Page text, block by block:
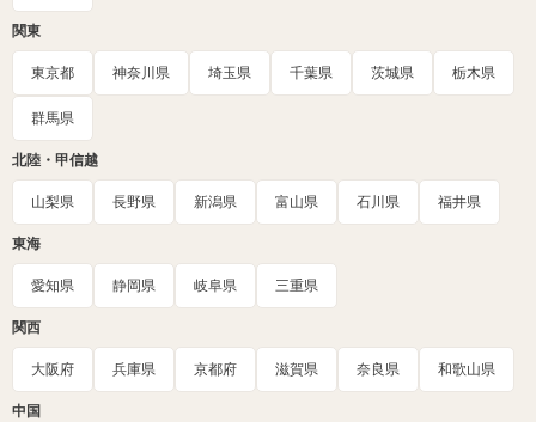
関東
東京都 神奈川県 埼玉県 千葉県 茨城県 栃木県
群馬県
北陸・甲信越
山梨県 長野県 新潟県 富山県 石川県 福井県
東海
愛知県 静岡県 岐阜県 三重県
関西
大阪府 兵庫県 京都府 滋賀県 奈良県 和歌山県
中国